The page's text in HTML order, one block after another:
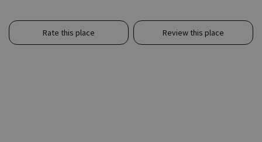
Rate this place Review this place